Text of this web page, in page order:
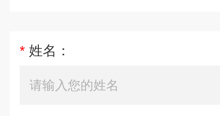
* 姓名：